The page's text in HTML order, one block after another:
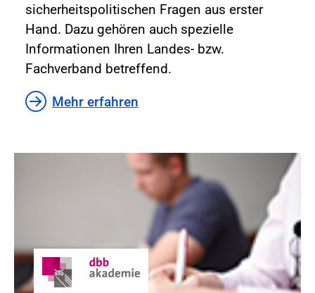
sicherheitspolitischen Fragen aus erster
Hand. Dazu gehören auch spezielle
Informationen Ihren Landes- bzw.
Fachverband betreffend.
Mehr erfahren